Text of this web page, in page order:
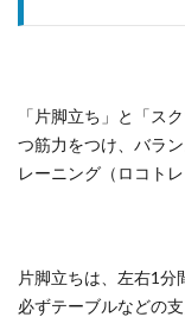
「片脚立ち」と「ス
つ筋力をつけ、バラ
レーニング（ロコト
片脚立ちは、左右1分
必ずテーブルなどの